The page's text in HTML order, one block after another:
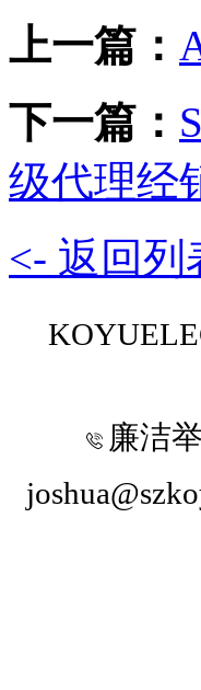
上一篇：
下一篇：
级代理经
<- 返回列
廉洁